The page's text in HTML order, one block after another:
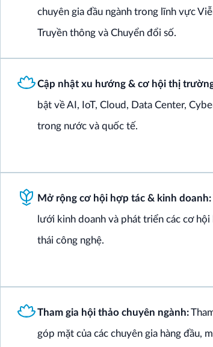
chuyên gia đầu ngành trong lĩnh vực
Truyền thông và Chuyển đổi số.
Cập nhật xu hướng & cơ hội thị
bật về AI, IoT, Cloud, Data Center,
trong nước và quốc tế.
Mở rộng cơ hội hợp tác & kinh doanh:
lưới kinh doanh và phát triển các cơ
thái công nghệ.
Tham gia hội thảo chuyên ngành:
góp mặt của các chuyên gia hàng đầu,